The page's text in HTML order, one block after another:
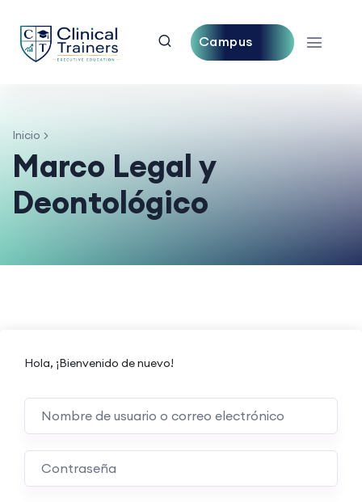
Campus
Inicio
Marco Legal y
Deontológico
Hola, ¡Bienvenido de nuevo!